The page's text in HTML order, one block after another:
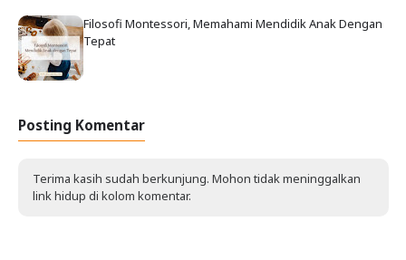
Filosofi Montessori, Memahami Mendidik Anak Dengan
Tepat
Posting Komentar
Terima kasih sudah berkunjung. Mohon tidak meninggalkan
link hidup di kolom komentar.